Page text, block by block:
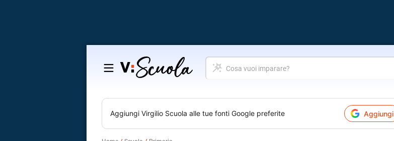
Salta
contenuto
Cosa
vuoi
Aggiungi Virgilio Scuola alle tue fonti Google preferite Aggiungi